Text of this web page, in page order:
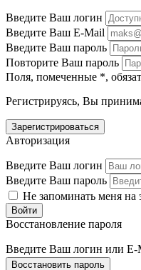
Введите Ваш логин
Введите Ваш E-Mail
Введите Ваш пароль
Повторите Ваш пароль
Поля, помеченные *,
Регистрируясь, Вы
Авторизация
Введите Ваш логин
Введите Ваш пароль
Не запоминать меня на
Восстановление пароля
Введите Ваш логин или E-